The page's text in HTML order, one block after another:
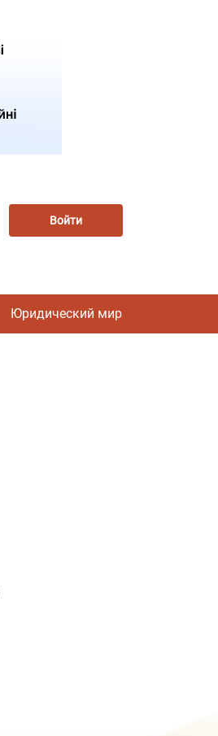
Войти
Юридический мир